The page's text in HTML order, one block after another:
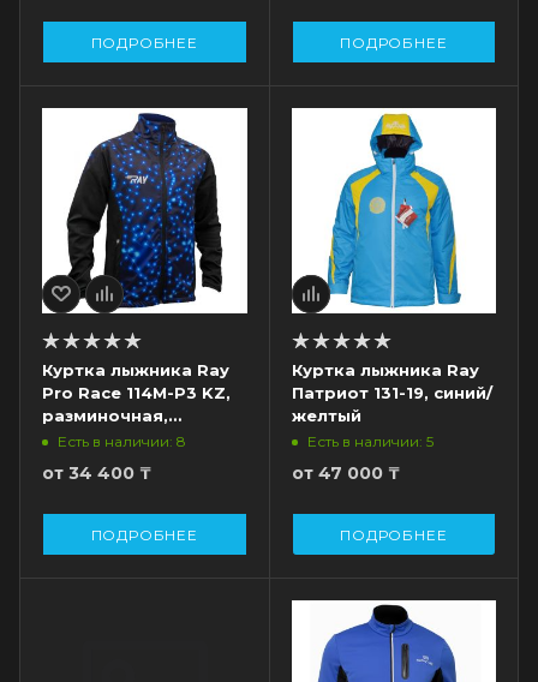
ПОДРОБНЕЕ ПОДРОБНЕЕ
Куртка лыжника Ray
Pro Race 114M-P3 KZ,
разминочная,
черный/синий
Есть в наличии: 8
от 34 400 ₸
ПОДРОБНЕЕ
Куртка лыжника Ray
Патриот 131-19, синий/
желтый
Есть в наличии: 5
от 47 000 ₸
ПОДРОБНЕЕ